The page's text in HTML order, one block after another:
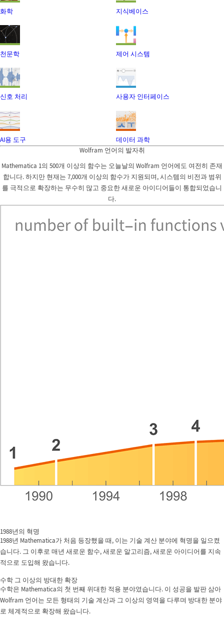
화학 지식베이스
천문학 제어 시스템
신호 처리 사용자 인터페이스
AI용 도구
데이터 과학
Wolfram 언어의 발자취
Mathematica 1의 500개 이상의 함수는 오늘날의 Wolfram 언어에도 여전히 존재
합니다. 하지만 현재는 7,000개 이상의 함수가 지원되며, 시스템의 비전과 범위
를 극적으로 확장하는 무수히 많고 중요한 새로운 아이디어들이 통합되었습니
다.
1988년의 혁명
1988년 Mathematica가 처음 등장했을 때, 이는 기술 계산 분야에 혁명을 일으켰
습니다. 그 이후로 매년 새로운 함수, 새로운 알고리즘, 새로운 아이디어를 지속
적으로 도입해 왔습니다.
수학 그 이상의 방대한 확장
수학은 Mathematica의 첫 번째 위대한 적용 분야였습니다. 이 성공을 발판 삼아
Wolfram 언어는 모든 형태의 기술 계산과 그 이상의 영역을 다루며 방대한 분야
로 체계적으로 확장해 왔습니다.